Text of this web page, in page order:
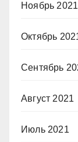
Ноябрь 2021
Октябрь
Сентябрь
Август 2021
Июль 2021